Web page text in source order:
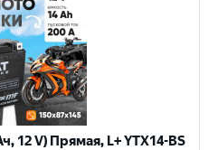
12 V) Прямая, L+ YTX14-BS